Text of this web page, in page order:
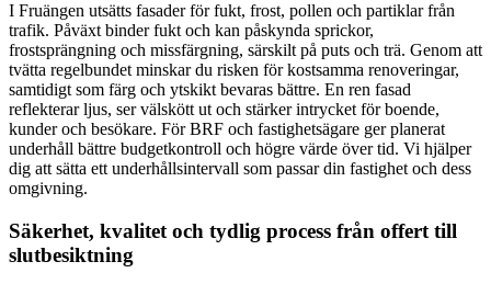
I Fruängen utsätts fasader för fukt, frost, pollen och partiklar från
trafik. Påväxt binder fukt och kan påskynda sprickor,
frostsprängning och missfärgning, särskilt på puts och trä. Genom att
tvätta regelbundet minskar du risken för kostsamma renoveringar,
samtidigt som färg och ytskikt bevaras bättre. En ren fasad
reflekterar ljus, ser välskött ut och stärker intrycket för boende,
kunder och besökare. För BRF och fastighetsägare ger planerat
underhåll bättre budgetkontroll och högre värde över tid. Vi hjälper
dig att sätta ett underhållsintervall som passar din fastighet och dess
omgivning.
Säkerhet, kvalitet och tydlig process från offert till
slutbesiktning